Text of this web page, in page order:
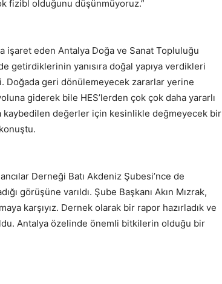
fizibl olduğunu düşünmüyoruz.”
işaret eden Antalya Doğa ve Sanat Topluluğu
getirdiklerinin yanısıra doğal yapıya verdikleri
Doğada geri dönülemeyecek zararlar yerine
giderek bile HES’lerden çok çok daha yararlı
kaybedilen değerler için kesinlikle değmeyecek bir
Derneği Batı Akdeniz Şubesi’nce de
görüşüne varıldı. Şube Başkanı Akın Mızrak,
karşıyız. Dernek olarak bir rapor hazırladık ve
Antalya özelinde önemli bitkilerin olduğu bir